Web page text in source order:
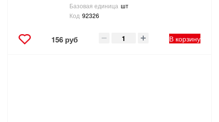
Базовая единица шт
Код 92326
156 руб В корзину